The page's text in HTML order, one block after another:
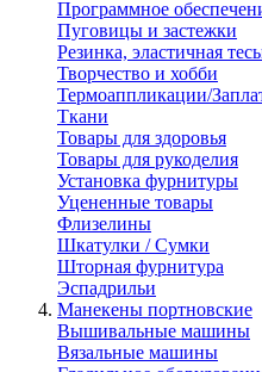
Программное
Пуговицы и застежки
Резинка, эластичная
Творчество и хобби
Термоаппликации/
Ткани
Товары для здоровья
Товары для рукоделия
Установка фурнитуры
Уцененные товары
Флизелины
Шкатулки / Сумки
Шторная фурнитура
Эспадрильи
Манекены портновские
Вышивальные машины
Вязальные машины